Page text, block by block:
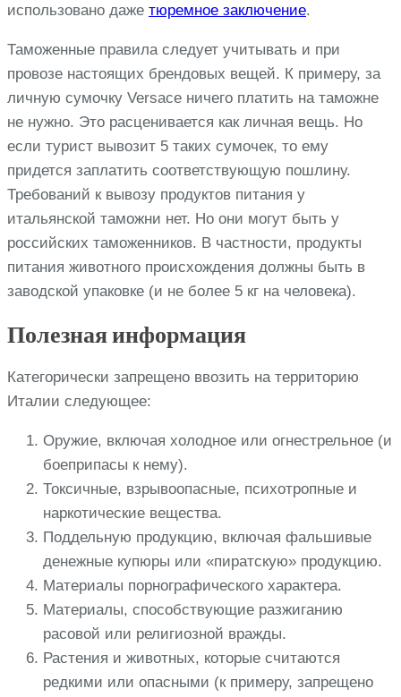
использовано даже тюремное заключение.
Таможенные правила следует учитывать и при
провозе настоящих брендовых вещей. К примеру, за
личную сумочку Versace ничего платить на таможне
не нужно. Это расценивается как личная вещь. Но
если турист вывозит 5 таких сумочек, то ему
придется заплатить соответствующую пошлину.
Требований к вывозу продуктов питания у
итальянской таможни нет. Но они могут быть у
российских таможенников. В частности, продукты
питания животного происхождения должны быть в
заводской упаковке (и не более 5 кг на человека).
Полезная информация
Категорически запрещено ввозить на территорию
Италии следующее:
Оружие, включая холодное или огнестрельное (и
боеприпасы к нему).
Токсичные, взрывоопасные, психотропные и
наркотические вещества.
Поддельную продукцию, включая фальшивые
денежные купюры или «пиратскую» продукцию.
Материалы порнографического характера.
Материалы, способствующие разжиганию
расовой или религиозной вражды.
Растения и животных, которые считаются
редкими или опасными (к примеру, запрещено